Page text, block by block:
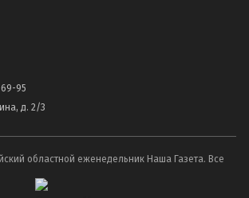
69-95
д. 2/3
областной еженедельник Наша Газета. Все